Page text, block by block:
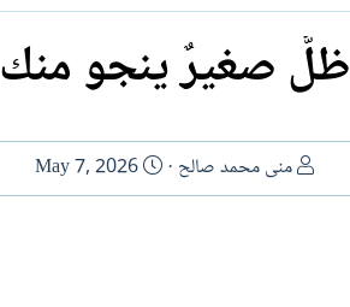
ظلٌّ صغيرٌ ينجو منك
ا
ل
منى محمد صالح
ت
ا
May 7, 2026